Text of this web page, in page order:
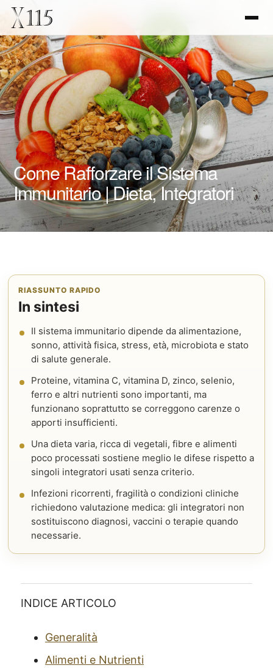
Come Rafforzare il Sistema
Immunitario | Dieta, Integratori
RIASSUNTO RAPIDO
In sintesi
Il sistema immunitario dipende da alimentazione,
sonno, attività fisica, stress, età, microbiota e stato
di salute generale.
Proteine, vitamina C, vitamina D, zinco, selenio,
ferro e altri nutrienti sono importanti, ma
funzionano soprattutto se correggono carenze o
apporti insufficienti.
Una dieta varia, ricca di vegetali, fibre e alimenti
poco processati sostiene meglio le difese rispetto a
singoli integratori usati senza criterio.
Infezioni ricorrenti, fragilità o condizioni cliniche
richiedono valutazione medica: gli integratori non
sostituiscono diagnosi, vaccini o terapie quando
necessarie.
INDICE ARTICOLO
Generalità
Alimenti e Nutrienti